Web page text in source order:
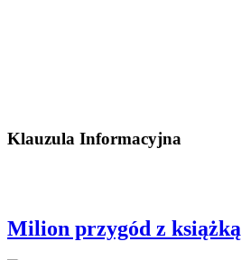
Klauzula Informacyjna
Milion przygód z książką